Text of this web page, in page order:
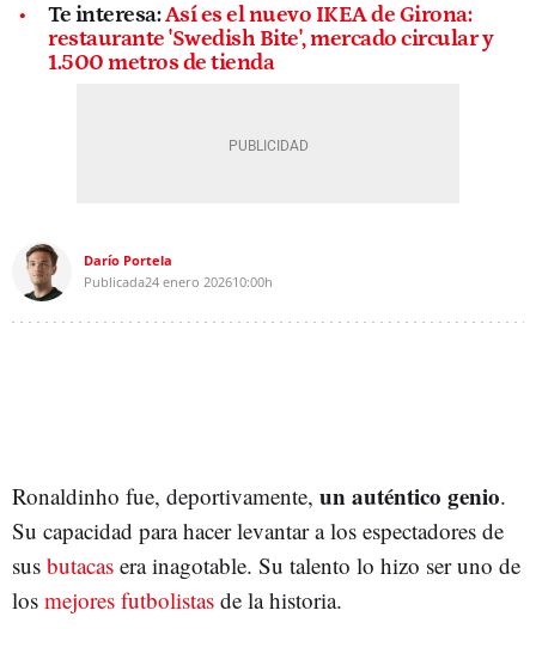
Te interesa:Así es el nuevo IKEA de Girona:
restaurante 'Swedish Bite', mercado circular y
1.500 metros de tienda
Darío Portela
Publicada24 enero 202610:00h
Ronaldinho fue, deportivamente, un auténtico genio.
Su capacidad para hacer levantar a los espectadores de
sus butacas era inagotable. Su talento lo hizo ser uno de
los mejores futbolistas de la historia.